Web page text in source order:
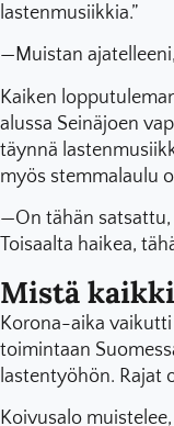
lastenmusiikkia.”
—Muistan
Kaiken
alussa Seinäjoen
täynnä
myös stemmalaulu
—On tähän
Toisaalta haikea,
Mistä
Korona-aika
toimintaan
lastentyöhön. Rajat
Koivusalo